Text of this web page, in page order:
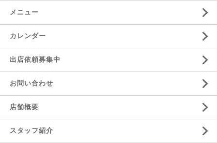
メニュー
カレンダー
出店依頼募集中
お問い合わせ
店舗概要
スタッフ紹介